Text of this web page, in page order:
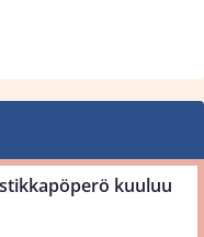
kuuluu